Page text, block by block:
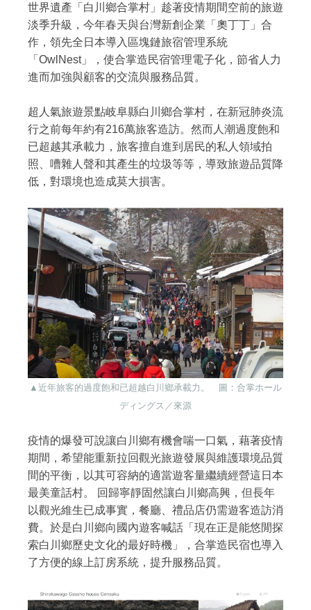
世界遺產「白川鄉合掌村」趁著疫情期間空前的旅遊
淡季升級，今年春天與台灣新創企業「奧丁丁」合
作，領先全日本導入區塊鏈旅宿管理系統
「OwlNest」，使合掌造民宿管理電子化，節省人力
進而加強與顧客的交流與服務品質。
超人氣旅遊景點岐阜縣白川鄉合掌村，在新冠肺炎流
行之前每年約有216萬旅客造訪。然而人潮過度飽和
已超越其承載力，旅客擅自進到居民的私人領域拍
照、嘈雜人聲和其產生的垃圾等等，導致旅遊品質降
低，對環境也造成莫大損害。
▲近年旅客的過度飽和已超越白川鄉承載力。 圖：合掌ホール
ディングス／來源
疫情的爆發可說讓白川鄉有機會喘一口氣，藉著疫情
期間，希望能重新拉回觀光旅遊發展與維護環境品質
間的平衡，以其可容納的適當遊客量繼續經營這日本
最美童話村。 回歸寧靜固然讓白川鄉高興，但長年
以觀光維生已成事實，餐廳、禮品店仍需遊客造訪消
費。於是白川鄉向國內遊客喊話「現在正是能悠閒探
索白川鄉歷史文化的最好時機」，合掌造民宿也導入
了方便的線上訂房系統，提升服務品質。